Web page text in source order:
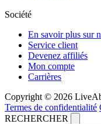
Société
En savoir plus sur
Service client
Devenez affiliés
Mon compte
Carrières
Copyright © 2026
Termes de confidentialité
RECHERCHER